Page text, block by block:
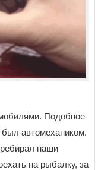
Подобное
автомехаником.
наши
на рыбалку, за